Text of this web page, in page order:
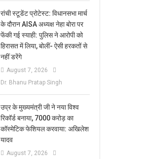
रांची स्टूडेंट प्रोटेस्ट: विधानसभा मार्च
के दौरान AISA अध्यक्ष नेहा बोरा पर
फेंकी गई स्याही: पुलिस ने आरोपी को
हिरासत में लिया, बोलीं- ऐसी हरकतों से
नहीं डरेंगे
August 7, 2026
Dr. Bhanu Pratap Singh
उप्र के मुख्यमंत्री जी ने नया विश्व
रिकॉर्ड बनाया, 7000 करोड़ का
कॉस्मेटिक फेशियल करवाया: अखिलेश
यादव
August 7, 2026